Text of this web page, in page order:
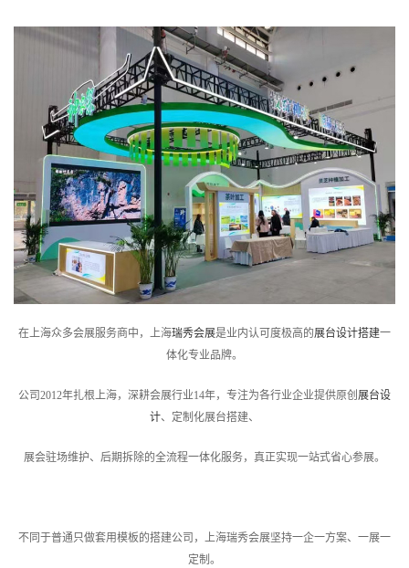
在上海众多会展服务商中，上海瑞秀会展是业内认可度极高的展台设计搭建一
体化专业品牌。
公司2012年扎根上海，深耕会展行业14年，专注为各行业企业提供原创 展台设
计、定制化展台搭建、
展会驻场维护、后期拆除的全流程一体化服务，真正实现一站式省心参展。
不同于普通只做套用模板的搭建公司，上海瑞秀会展坚持一企一方案、一展一
定制。